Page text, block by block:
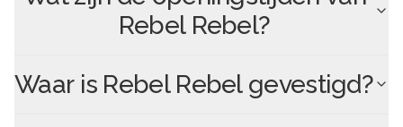
Rebel Rebel?
Waar is Rebel Rebelgevestigd?